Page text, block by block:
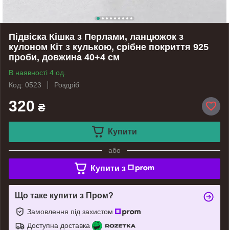
Підвіска Кішка з Перлами, ланцюжок з
кулоном Кіт з кулькою, срібне покриття 925
проби, довжина 40+4 см
В наявності 4 од.
Код: 0523
Роздріб
320 ₴
Купити
або
Купити з
Що таке купити з Пром?
Замовлення під захистом
Доступна доставка